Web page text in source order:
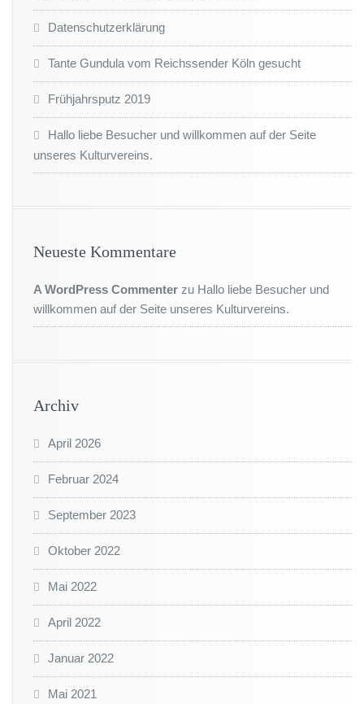
Datenschutzerklärung
Tante Gundula vom Reichssender Köln gesucht
Frühjahrsputz 2019
Hallo liebe Besucher und willkommen auf der Seite
unseres Kulturvereins.
Neueste Kommentare
A WordPress Commenter zu Hallo liebe Besucher und
willkommen auf der Seite unseres Kulturvereins.
Archiv
April 2026
Februar 2024
September 2023
Oktober 2022
Mai 2022
April 2022
Januar 2022
Mai 2021